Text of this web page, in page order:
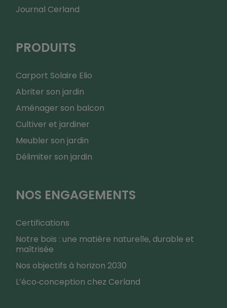
Journal Cerland
PRODUITS
Carport Solaire Elio
Abriter son jardin
Aménager son balcon
Cultiver et jardiner
Meubler son jardin
Délimiter son jardin
NOS ENGAGEMENTS
Certifications
Notre bois : une matière naturelle, durable et
maîtrisée
Nos objectifs à horizon 2030
L’éco‑conception chez Cerland